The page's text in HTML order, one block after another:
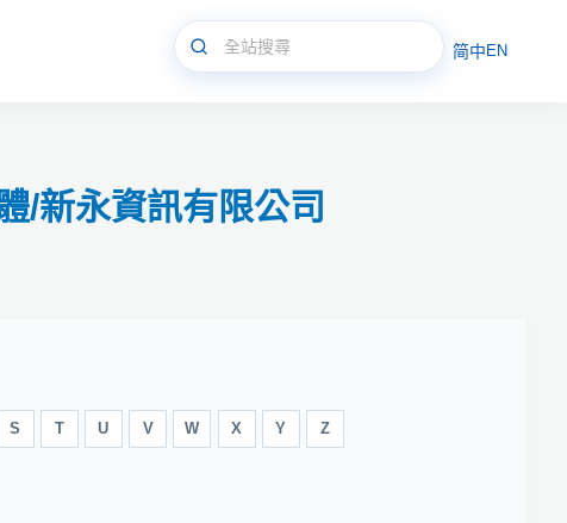
/新永資訊有限公司
简中 EN
S T U V W X Y Z